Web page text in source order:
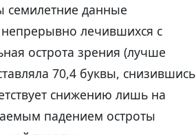
семилетние данные
лечившихся с
острота зрения (лучше
70,4 буквы, снизившись
снижению лишь на
падением остроты